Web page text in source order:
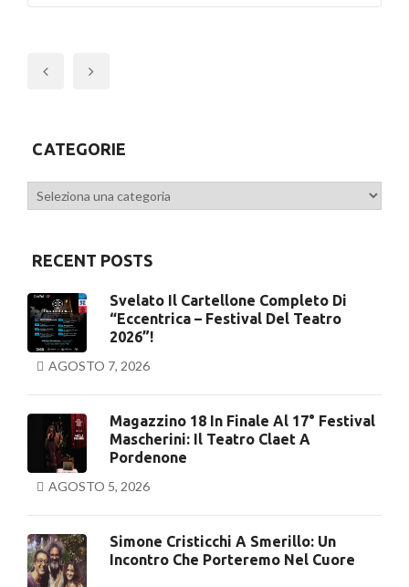
CATEGORIE
Categorie
RECENT POSTS
Svelato Il Cartellone Completo Di
“Eccentrica – Festival Del Teatro
2026”!
AGOSTO 7, 2026
Magazzino 18 In Finale Al 17° Festival
Mascherini: Il Teatro Claet A
Pordenone
AGOSTO 5, 2026
Simone Cristicchi A Smerillo: Un
Incontro Che Porteremo Nel Cuore